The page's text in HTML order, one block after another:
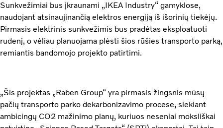
Sunkvežimiai bus įkraunami „IKEA Industry“ gamyklose,
naudojant atsinaujinančią elektros energiją iš išorinių tiekėjų.
Pirmasis elektrinis sunkvežimis bus pradėtas eksploatuoti
rudenį, o vėliau planuojama plėsti šios rūšies transporto parką,
remiantis bandomojo projekto patirtimi.
„Šis projektas „Raben Group“ yra pirmasis žingsnis mūsų
pačių transporto parko dekarbonizavimo procese, siekiant
ambicingų CO2 mažinimo planų, kuriuos neseniai moksliškai